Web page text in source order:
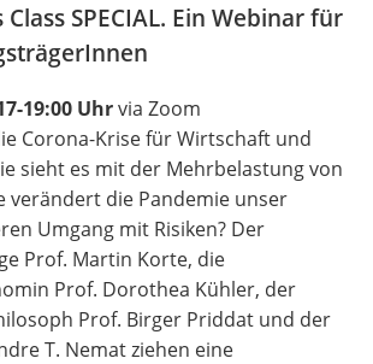
SPECIAL. Ein Webinar für
19:00 Uhrvia Zoom
Corona-Krise für Wirtschaft und
sieht es mit der Mehrbelastung von
verändert die Pandemie unser
Umgang mit Risiken? Der
Prof. Martin Korte, die
Prof. Dorothea Kühler, der
Prof. Birger Priddat und der
T. Nemat ziehen eine